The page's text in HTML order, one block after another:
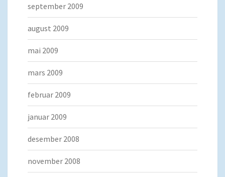
september 2009
august 2009
mai 2009
mars 2009
februar 2009
januar 2009
desember 2008
november 2008